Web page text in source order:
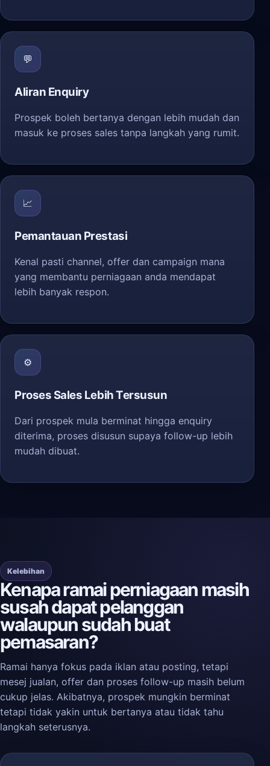
💬
Aliran Enquiry
Prospek boleh bertanya dengan lebih mudah dan
masuk ke proses sales tanpa langkah yang rumit.
📈
Pemantauan Prestasi
Kenal pasti channel, offer dan campaign mana
yang membantu perniagaan anda mendapat
lebih banyak respon.
⚙️
Proses Sales Lebih Tersusun
Dari prospek mula berminat hingga enquiry
diterima, proses disusun supaya follow-up lebih
mudah dibuat.
Kelebihan
Kenapa ramai perniagaan masih
susah dapat pelanggan
walaupun sudah buat
pemasaran?
Ramai hanya fokus pada iklan atau posting, tetapi
mesej jualan, offer dan proses follow-up masih belum
cukup jelas. Akibatnya, prospek mungkin berminat
tetapi tidak yakin untuk bertanya atau tidak tahu
langkah seterusnya.